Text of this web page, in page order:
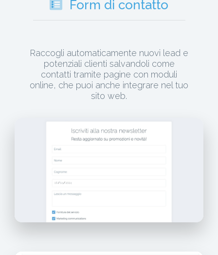
Form di contatto
Raccogli automaticamente nuovi lead e
potenziali clienti salvandoli come
contatti tramite pagine con moduli
online, che puoi anche integrare nel tuo
sito web.